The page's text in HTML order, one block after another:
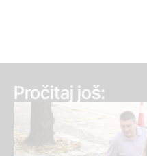
Pročitaj još: